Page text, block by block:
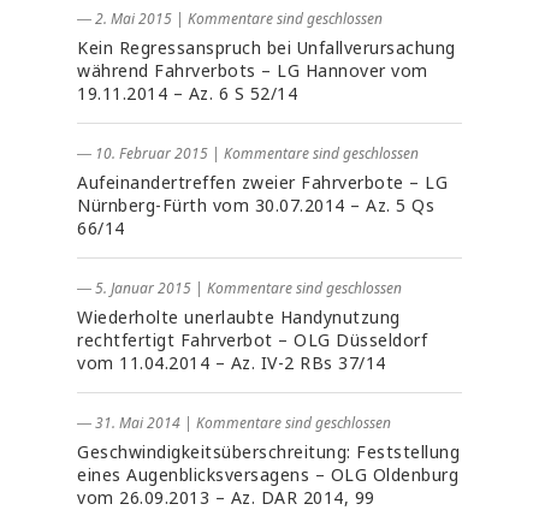
― 2. Mai 2015 | Kommentare sind geschlossen
Kein Regressanspruch bei Unfallverursachung
während Fahrverbots – LG Hannover vom
19.11.2014 – Az. 6 S 52/14
― 10. Februar 2015 | Kommentare sind geschlossen
Aufeinandertreffen zweier Fahrverbote – LG
Nürnberg-Fürth vom 30.07.2014 – Az. 5 Qs
66/14
― 5. Januar 2015 | Kommentare sind geschlossen
Wiederholte unerlaubte Handynutzung
rechtfertigt Fahrverbot – OLG Düsseldorf
vom 11.04.2014 – Az. IV-2 RBs 37/14
― 31. Mai 2014 | Kommentare sind geschlossen
Geschwindigkeitsüberschreitung: Feststellung
eines Augenblicksversagens – OLG Oldenburg
vom 26.09.2013 – Az. DAR 2014, 99